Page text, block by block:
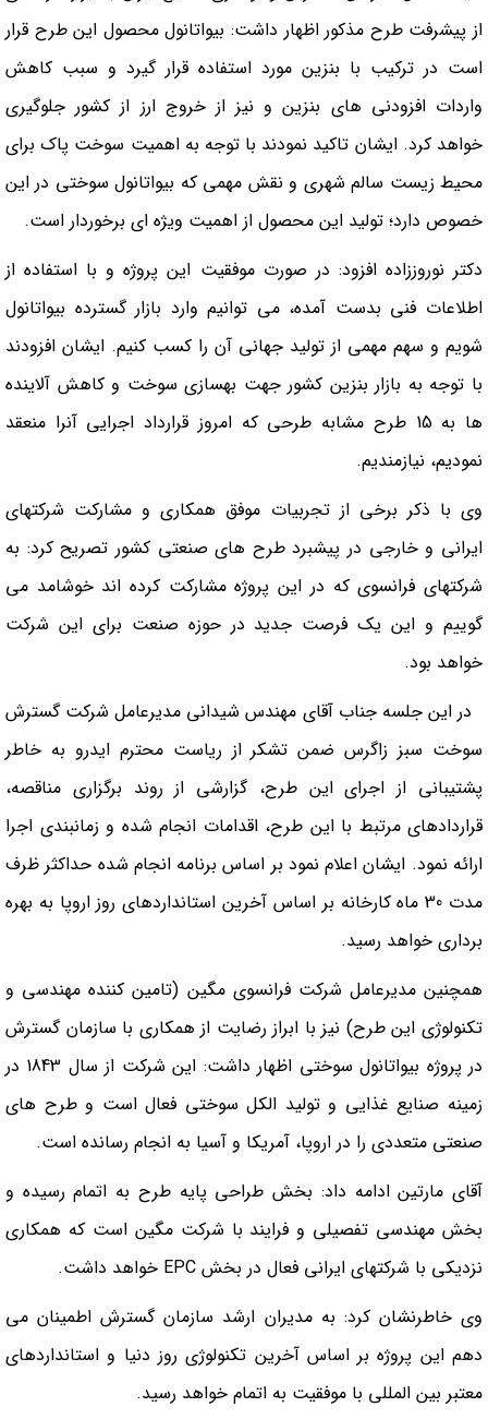
از پيشرفت طرح مذكور اظهار داشت: بيواتانول محصول اين طرح قرار
است در تركيب با بنزين مورد استفاده قرار گيرد و سبب كاهش
واردات افزودني هاي بنزين و نيز از خروج ارز از كشور جلوگيري
خواهد كرد. ایشان تاکید نمودند با توجه به اهمیت سوخت پاک برای
محیط زیست سالم شهری و نقش مهمی که بیواتانول سوختی در این
خصوص دارد؛ تولید این محصول از اهمیت ویژه ای برخوردار است.
دكتر نوروززاده افزود: در صورت موفقيت اين پروژه و با استفاده از
اطلاعات فني بدست آمده، مي توانيم وارد بازار گسترده بيواتانول
شويم و سهم مهمي از توليد جهاني آن را كسب كنيم. ایشان افزودند
با توجه به بازار بنزین کشور جهت بهسازی سوخت و کاهش آلاینده
ها به 15 طرح مشابه طرحی که امروز قرارداد اجرایی آنرا منعقد
نمودیم، نیازمندیم.
وي با ذكر برخي از تجربيات موفق همكاري و مشاركت شركتهاي
ايراني و خارجي در پيشبرد طرح هاي صنعتي كشور تصريح كرد: به
شركتهاي فرانسوي كه در اين پروژه مشاركت كرده اند خوشامد مي
گوييم و اين يك فرصت جديد در حوزه صنعت براي اين شركت
خواهد بود.
در این جلسه جناب آقای مهندس شیدانی مدیرعامل شرکت گسترش
سوخت سبز زاگرس ضمن تشکر از ریاست محترم ایدرو به خاطر
پشتیبانی از اجرای این طرح، گزارشی از روند برگزاری مناقصه،
قراردادهای مرتبط با این طرح، اقدامات انجام شده و زمانبندی اجرا
ارائه نمود. ایشان اعلام نمود بر اساس برنامه انجام شده حداکثر ظرف
مدت 30 ماه کارخانه بر اساس آخرین استانداردهای روز اروپا به بهره
برداری خواهد رسید.
همچنین مديرعامل شركت فرانسوي مگين (تامین کننده مهندسی و
تکنولوژی این طرح) نيز با ابراز رضايت از همكاري با سازمان گسترش
در پروژه بيواتانول سوختي اظهار داشت: اين شركت از سال 1843 در
زمينه صنايع غذايي و توليد الكل سوختي فعال است و طرح هاي
صنعتي متعددي را در اروپا، آمریکا و آسيا به انجام رسانده است.
آقاي مارتين ادامه داد: بخش طراحي پايه طرح به اتمام رسيده و
بخش مهندسي تفصيلي و فرايند با شركت مگين است كه همكاري
نزديكي با شركتهاي ايراني فعال در بخش EPC خواهد داشت.
وي خاطرنشان كرد: به مديران ارشد سازمان گسترش اطمينان مي
دهم اين پروژه بر اساس آخرین تکنولوژی روز دنیا و استانداردهای
معتبر بین المللی با موفقيت به اتمام خواهد رسيد.